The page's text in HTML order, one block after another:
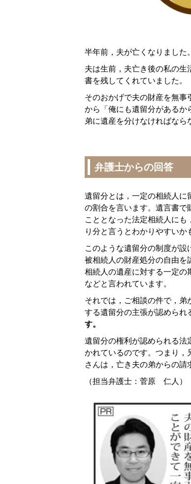
半年前，夫が亡くなりました
夫は生前，夫亡き後の私の
書を残してくれていました。
そのおかげで夫の財産を無事
から「俺にも遺留分があるか
弟に遺産を分けなければなら
弁護士からの回答
遺留分とは，一定の相続人に
の割合を言います。遺言書で
こととなった法定相続人にも
り分と言うとわかりやすいか
このような遺留分の制度が設
被相続人の財産処分の自由を
相続人の遺産に対する一定の
などと言われています。
それでは，ご相談の件で，弟
する遺留分の主張が認められ
す。
遺留分の権利が認められる法
かれているのです。つまり，
さんは，亡き夫の弟からの請
（担当弁護士：菅原 仁人）